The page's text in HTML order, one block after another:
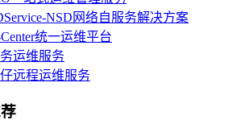
NSD网络自服务解决方案
统一运维平台
运维服务
远程运维服务